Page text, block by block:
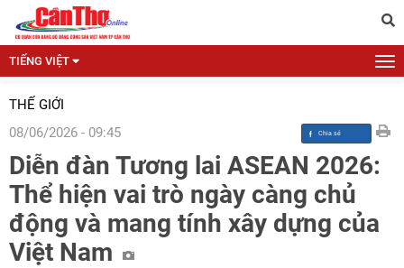
TIẾNG VIỆT
THẾ GIỚI
08/06/2026 - 09:45
Diễn đàn Tương lai ASEAN 2026:
Thể hiện vai trò ngày càng chủ
động và mang tính xây dựng của
Việt Nam